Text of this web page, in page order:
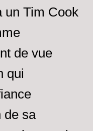
un Tim Cook
de vue
qui
de sa